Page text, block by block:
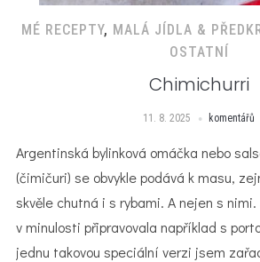
MÉ RECEPTY, MALÁ JÍDLA &
OSTATNÍ
Chimichurri
11. 8. 2025 komentářů
Argentinská bylinková omáčka nebo
(čimičuri) se obvykle podává k masu,
skvěle chutná i s rybami. A nejen s
v minulosti připravovala například s
jednu takovou speciální verzi jsem